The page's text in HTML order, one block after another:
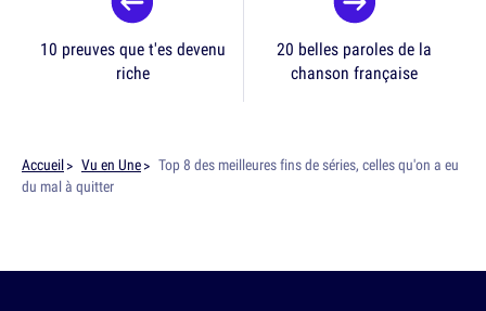
10 preuves que t'es devenu
riche
20 belles paroles de la
chanson française
Accueil Vu en Une
Top 8 des meilleures fins de séries, celles qu'on a eu
du mal à quitter